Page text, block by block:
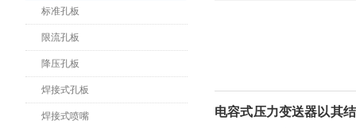
标准孔板
限流孔板
降压孔板
焊接式孔板
焊接式喷嘴
电容式压力变送器以其